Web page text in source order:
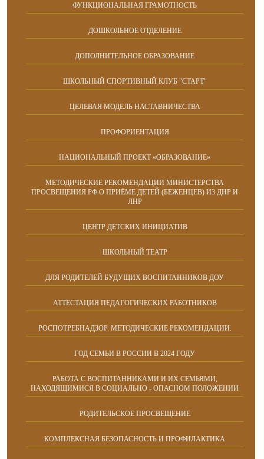
ФУНКЦИОНАЛЬНАЯ ГРАМОТНОСТЬ
ДОШКОЛЬНОЕ ОТДЕЛЕНИЕ
ДОПОЛНИТЕЛЬНОЕ ОБРАЗОВАНИЕ
ШКОЛЬНЫЙ СПОРТИВНЫЙ КЛУБ "СТАРТ"
ЦЕЛЕВАЯ МОДЕЛЬ НАСТАВНИЧЕСТВА
ПРОФОРИЕНТАЦИЯ
НАЦИОНАЛЬНЫЙ ПРОЕКТ «ОБРАЗОВАНИЕ»
МЕТОДИЧЕСКИЕ РЕКОМЕНДАЦИИ МИНИСТЕРСТВА
ПРОСВЕЩЕНИЯ РФ О ПРИЁМЕ ДЕТЕЙ (БЕЖЕНЦЕВ) ИЗ ДНР И
ЛНР
ЦЕНТР ДЕТСКИХ ИНИЦИАТИВ
ШКОЛЬНЫЙ ТЕАТР
ДЛЯ РОДИТЕЛЕЙ БУДУЩИХ ВОСПИТАННИКОВ ДОУ
АТТЕСТАЦИЯ ПЕДАГОГИЧЕСКИХ РАБОТНИКОВ
РОСПОТРЕБНАДЗОР. МЕТОДИЧЕСКИЕ РЕКОМЕНДАЦИИ.
ГОД СЕМЬИ В РОССИИ В 2024 ГОДУ
РАБОТА С ВОСПИТАННИКАМИ И ИХ СЕМЬЯМИ,
НАХОДЯЩИМИСЯ В СОЦИАЛЬНО - ОПАСНОМ ПОЛОЖЕНИИ
РОДИТЕЛЬСКОЕ ПРОСВЕЩЕНИЕ
КОМПЛЕКСНАЯ БЕЗОПАСНОСТЬ И ПРОФИЛАКТИКА